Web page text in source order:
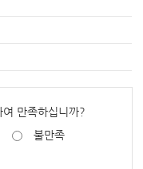
만족하십니까?
불만족